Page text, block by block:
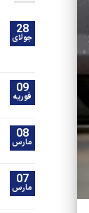
28
جولای
09
فوریه
08
مارس
07
مارس